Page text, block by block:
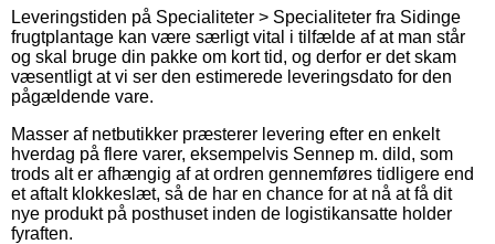
Leveringstiden på Specialiteter > Specialiteter fra Sidinge
frugtplantage kan være særligt vital i tilfælde af at man står
og skal bruge din pakke om kort tid, og derfor er det skam
væsentligt at vi ser den estimerede leveringsdato for den
pågældende vare.
Masser af netbutikker præsterer levering efter en enkelt
hverdag på flere varer, eksempelvis Sennep m. dild, som
trods alt er afhængig af at ordren gennemføres tidligere end
et aftalt klokkeslæt, så de har en chance for at nå at få dit
nye produkt på posthuset inden de logistikansatte holder
fyraften.